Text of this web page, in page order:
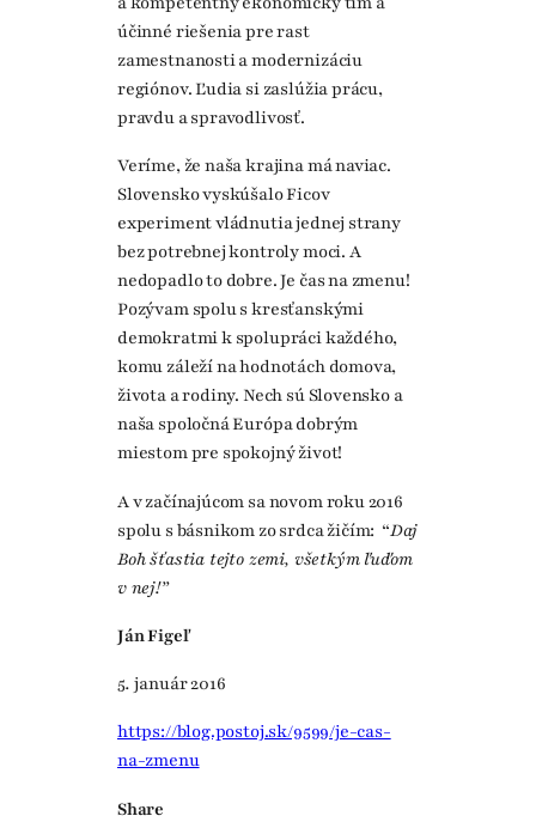
účinné riešenia pre rast
zamestnanosti a modernizáciu
regiónov. Ľudia si zaslúžia prácu,
pravdu a spravodlivosť.
Veríme, že naša krajina má naviac.
Slovensko vyskúšalo Ficov
experiment vládnutia jednej strany
bez potrebnej kontroly moci. A
nedopadlo to dobre. Je čas na zmenu!
Pozývam spolu s kresťanskými
demokratmi k spolupráci každého,
komu záleží na hodnotách domova,
života a rodiny. Nech sú Slovensko a
naša spoločná Európa dobrým
miestom pre spokojný život!
A v začínajúcom sa novom roku 2016
spolu s básnikom zo srdca žičím: “Daj
Bohšťastia tejto zemi, všetkým ľuďom
v nej!”
Ján Figeľ
5.január 2016
https://blog.postoj.sk/9599/je-cas-
na-zmenu
Share